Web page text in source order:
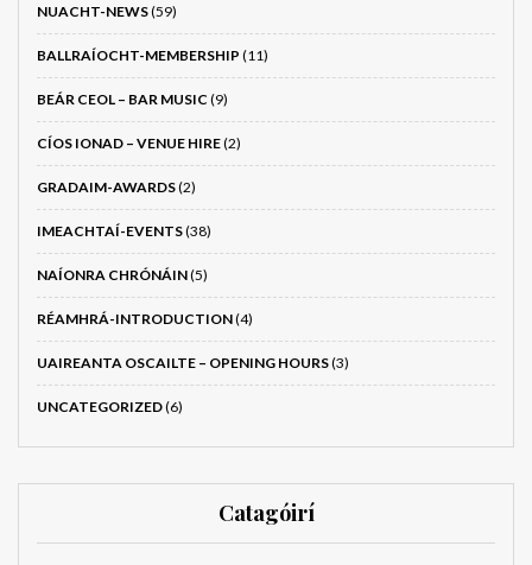
NUACHT-NEWS(59)
BALLRAÍOCHT-MEMBERSHIP (11)
BEÁR CEOL – BAR MUSIC (9)
CÍOS IONAD – VENUE HIRE(2)
GRADAIM-AWARDS(2)
IMEACHTAÍ-EVENTS(38)
NAÍONRA CHRÓNÁIN(5)
RÉAMHRÁ-INTRODUCTION(4)
UAIREANTA OSCAILTE – OPENING HOURS(3)
UNCATEGORIZED(6)
Catagóirí